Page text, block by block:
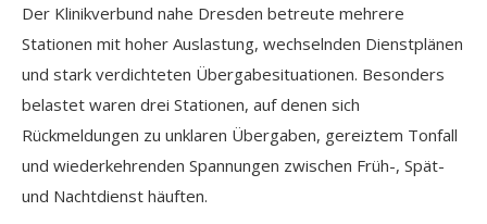
Der Klinikverbund nahe Dresden betreute mehrere
Stationen mit hoher Auslastung, wechselnden Dienstplänen
und stark verdichteten Übergabesituationen. Besonders
belastet waren drei Stationen, auf denen sich
Rückmeldungen zu unklaren Übergaben, gereiztem Tonfall
und wiederkehrenden Spannungen zwischen Früh-, Spät-
und Nachtdienst häuften.